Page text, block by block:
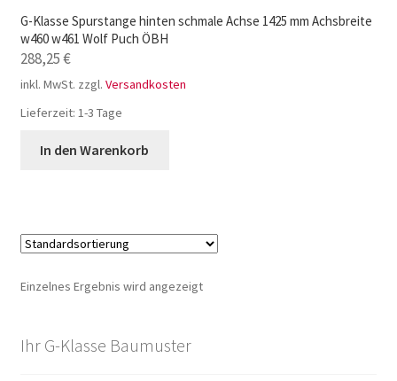
G-Klasse Spurstange hinten schmale Achse 1425 mm Achsbreite
w460 w461 Wolf Puch ÖBH
288,25€
inkl. MwSt. zzgl. Versandkosten
Lieferzeit: 1-3 Tage
In den Warenkorb
Einzelnes Ergebnis wird angezeigt
Ihr G-Klasse Baumuster